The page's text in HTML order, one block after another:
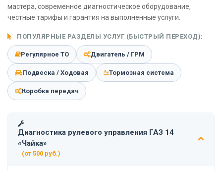
мастера, современное диагностическое оборудование,
честные тарифы и гарантия на выполненные услуги.
ПОПУЛЯРНЫЕ РАЗДЕЛЫ УСЛУГ (БЫСТРЫЙ ПЕРЕХОД):
Регулярное ТО Двигатель / ГРМ
Подвеска / Ходовая Тормозная система
Коробка передач
Диагностика рулевого управления ГАЗ 14
«Чайка»
(от 500 руб.)